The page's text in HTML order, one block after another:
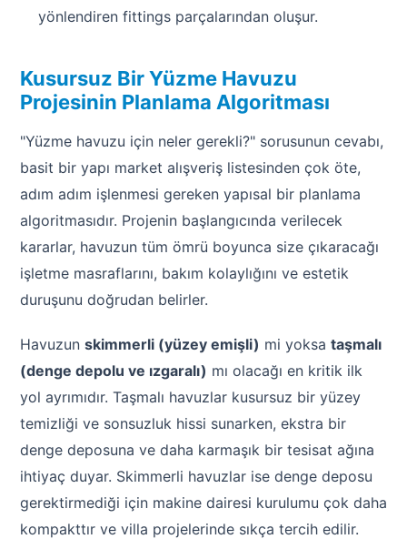
yönlendiren fittings parçalarından oluşur.
Kusursuz Bir Yüzme Havuzu
Projesinin Planlama Algoritması
"Yüzme havuzu için neler gerekli?" sorusunun cevabı,
basit bir yapı market alışveriş listesinden çok öte,
adım adım işlenmesi gereken yapısal bir planlama
algoritmasıdır. Projenin başlangıcında verilecek
kararlar, havuzun tüm ömrü boyunca size çıkaracağı
işletme masraflarını, bakım kolaylığını ve estetik
duruşunu doğrudan belirler.
Havuzun skimmerli (yüzey emişli) mi yoksa taşmalı
(denge depolu ve ızgaralı) mı olacağı en kritik ilk
yol ayrımıdır. Taşmalı havuzlar kusursuz bir yüzey
temizliği ve sonsuzluk hissi sunarken, ekstra bir
denge deposuna ve daha karmaşık bir tesisat ağına
ihtiyaç duyar. Skimmerli havuzlar ise denge deposu
gerektirmediği için makine dairesi kurulumu çok daha
kompakttır ve villa projelerinde sıkça tercih edilir.